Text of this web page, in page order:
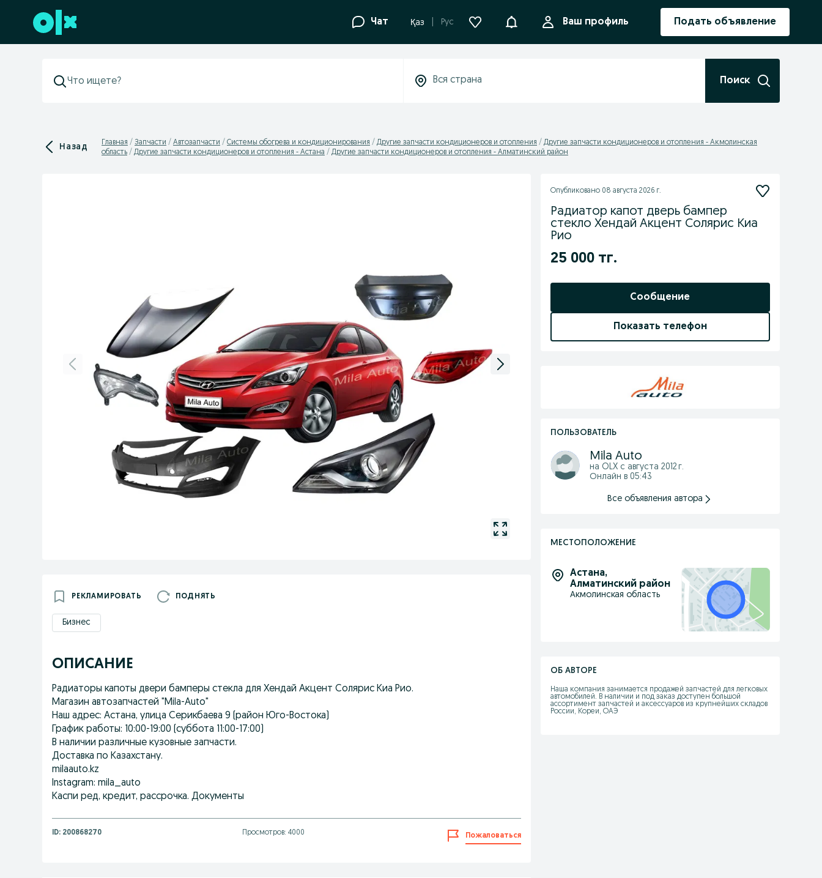
Перейти к нижнему колонтитулу Чат Қаз Рус УведомленияВаш профиль Подать объявление
Поиск
Назад Главная Запчасти Автозапчасти Системы обогрева и кондиционирования Другие запчасти кондиционеров и отопления
Другие запчасти кондиционеров и отопления - Акмолинская
область
Другие запчасти кондиционеров и отопления - Астана Другие запчасти кондиционеров и отопления - Алматинский район
РЕКЛАМИРОВАТЬ ПОДНЯТЬ
Бизнес
ОПИСАНИЕ
Радиаторы капоты двери бамперы стекла для Хендай Акцент Солярис Киа Рио.
Магазин автозапчастей "Mila-Auto"
Наш адрес: Астана, улица Серикбаева 9 (район Юго-Востока)
График работы: 10:00-19:00 (суббота 11:00-17:00)
В наличии различные кузовные запчасти.
Доставка по Казахстану.
milaauto.kz
Instagram: mila_auto
Каспи ред, кредит, рассрочка. Документы
ID: 200868270 Просмотров: 4000 Пожаловаться
Опубликовано 08 августа 2026 г.
Радиатор капот дверь бампер
стекло Хендай Акцент Солярис Киа
Рио
25 000 тг.
Сообщение
Показать телефон
ПОЛЬЗОВАТЕЛЬ
Mila Auto
на OLX с августа 2012 г.
Онлайн в 05:43
Все объявления автора
МЕСТОПОЛОЖЕНИЕ
Астана,
Алматинский район
Акмолинская область
ОБ АВТОРЕ
Наша компания занимается продажей запчастей для легковых
автомобилей. В наличии и под заказ доступен большой
ассортимент запчастей и аксессуаров из крупнейших складов
России, Кореи, ОАЭ